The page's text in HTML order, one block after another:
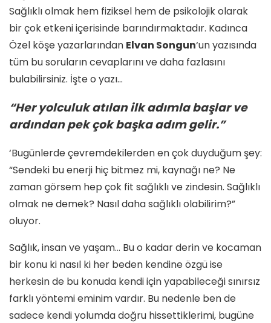
Sağlıklı olmak hem fiziksel hem de psikolojik olarak
bir çok etkeni içerisinde barındırmaktadır. Kadınca
Özel köşe yazarlarından Elvan Songun‘un yazısında
tüm bu soruların cevaplarını ve daha fazlasını
bulabilirsiniz. İşte o yazı…
“Her yolculuk atılan ilk adımla başlar ve
ardından pek çok başka adım gelir.”
‘Bugünlerde çevremdekilerden en çok duyduğum şey:
“Sendeki bu enerji hiç bitmez mi, kaynağı ne? Ne
zaman görsem hep çok fit sağlıklı ve zindesin. Sağlıklı
olmak ne demek? Nasıl daha sağlıklı olabilirim?”
oluyor.
Sağlık, insan ve yaşam… Bu o kadar derin ve kocaman
bir konu ki nasıl ki her beden kendine özgü ise
herkesin de bu konuda kendi için yapabileceği sınırsız
farklı yöntemi eminim vardır. Bu nedenle ben de
sadece kendi yolumda doğru hissettiklerimi, bugüne